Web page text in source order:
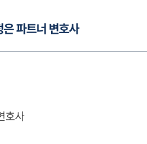
은 파트너 변호사
호사